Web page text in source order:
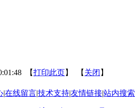
【打印此页】 【 关闭 】
|在线留言|技术支持|友情链接|站内搜索